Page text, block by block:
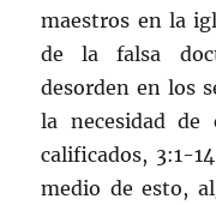
maestros en la
de la falsa
desorden en los
la necesidad de
calificados, 3:1-
medio de esto,